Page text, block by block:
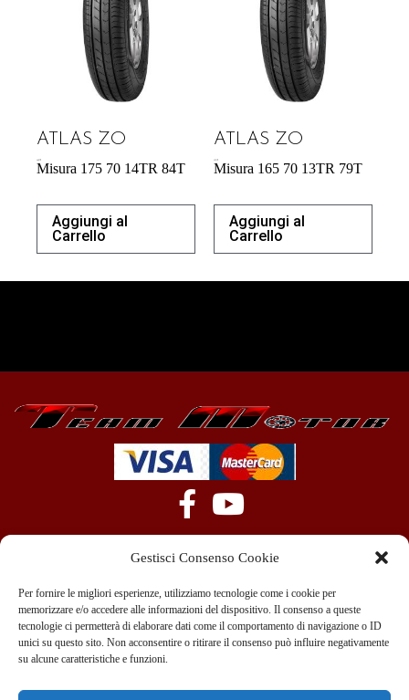
Gestisci Consenso Cookie
Per fornire le migliori esperienze, utilizziamo tecnologie come i cookie per
memorizzare e/o accedere alle informazioni del dispositivo. Il consenso a queste
tecnologie ci permetterà di elaborare dati come il comportamento di navigazione o ID
unici su questo sito. Non acconsentire o ritirare il consenso può influire negativamente
su alcune caratteristiche e funzioni.
ATLAS ZO
Misura 175 70 14TR 84T
Aggiungi al
Carrello
ATLAS ZO
Misura 165 70 13TR 79T
Aggiungi al
Carrello
+39 351 970 89 33
info@teammotor.it